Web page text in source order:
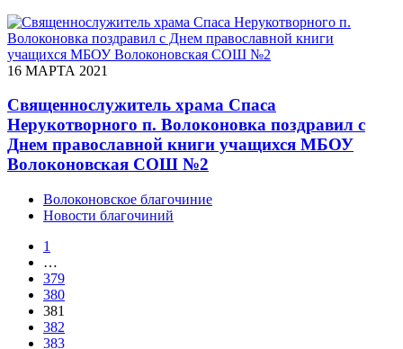
16 МАРТА 2021
Священнослужитель храма Спаса
Нерукотворного п. Волоконовка поздравил с
Днем православной книги учащихся МБОУ
Волоконовская СОШ №2
Волоконовское благочиние
Новости благочиний
1
…
379
380
381
382
383